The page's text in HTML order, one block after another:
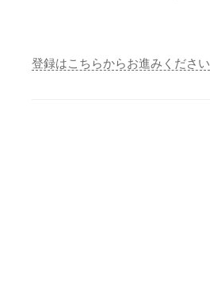
登録はこちらからお進みください